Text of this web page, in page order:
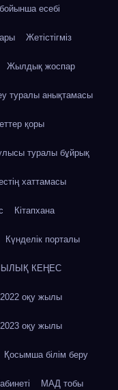
есебі
Жетістігміз
Жылдық жоспар
туралы анықтамасы
қоры
туралы бұйрық
хаттамасы
Кітапхана
Күнделік порталы
КЕҢЕС
оқу жылы
оқу жылы
Қосымша білім беру
МАД тобы